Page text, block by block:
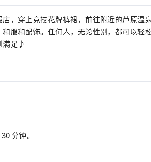
，穿上竞技花牌裤裙，前往附近的芦原温
服和配饰。任何人，无论性别，都可以轻
满足♪
分钟。